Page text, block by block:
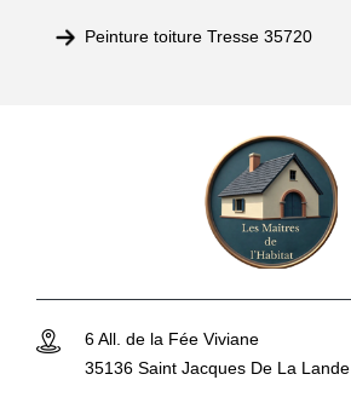
Peinture toiture Tresse 35720
6 All. de la Fée Viviane
35136 Saint Jacques De La Lande